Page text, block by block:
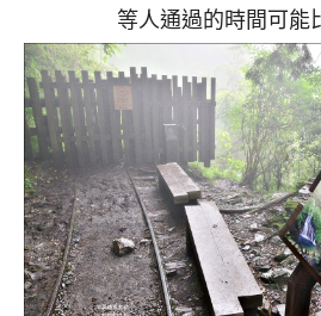
等人通過的時間可能